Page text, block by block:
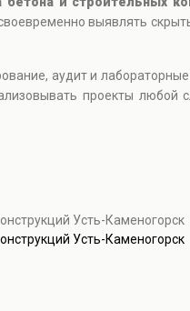
выявлять
аудит и
проекты любой
Усть-Каменогорск
Усть-Каменогорск